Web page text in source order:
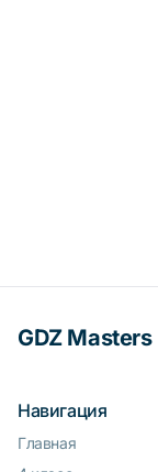
GDZ Masters
Навигация
Главная